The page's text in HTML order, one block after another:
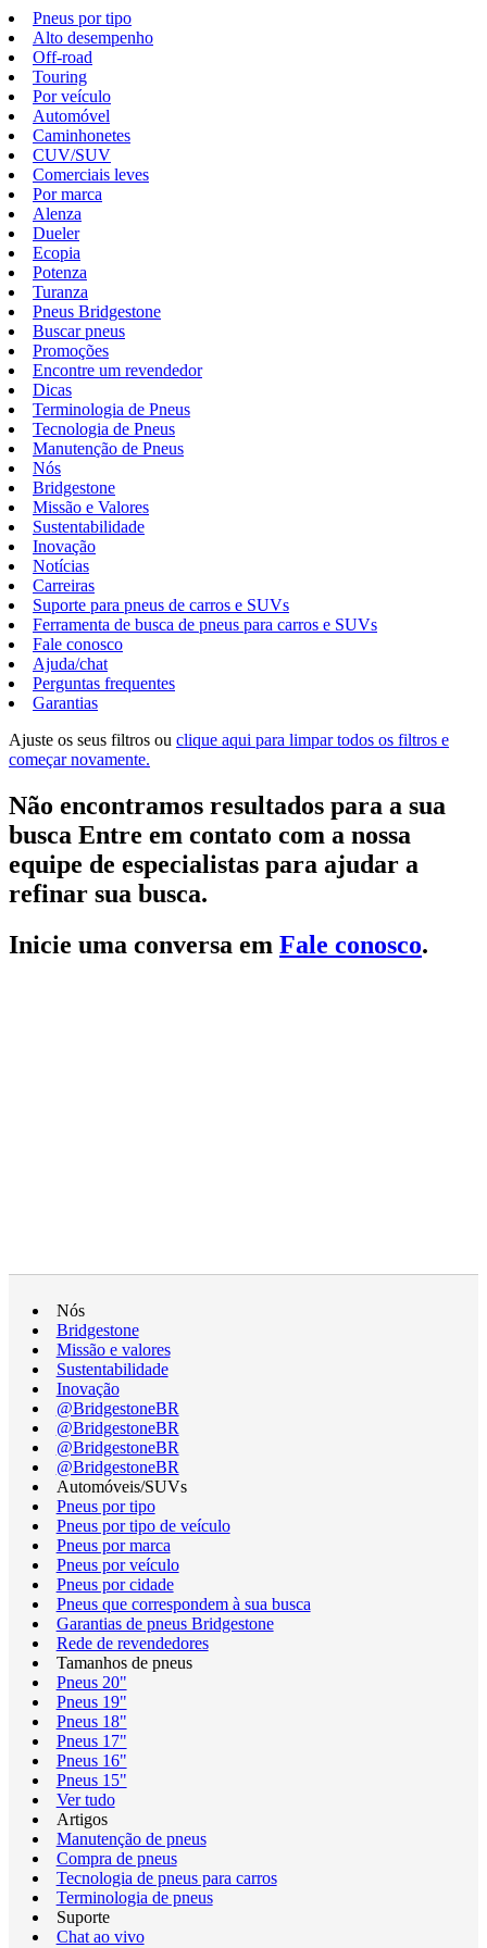
Pneus por tipo
Alto desempenho
Off-road
Touring
Por veículo
Automóvel
Caminhonetes
CUV/SUV
Comerciais leves
Por marca
Alenza
Dueler
Ecopia
Potenza
Turanza
Pneus Bridgestone
Buscar pneus
Promoções
Encontre um revendedor
Dicas
Terminologia de Pneus
Tecnologia de Pneus
Manutenção de Pneus
Nós
Bridgestone
Missão e Valores
Sustentabilidade
Inovação
Notícias
Carreiras
Suporte para pneus de carros e SUVs
Ferramenta de busca de pneus para carros e SUVs
Fale conosco
Ajuda/chat
Perguntas frequentes
Garantias
Ajuste os seus filtros ou clique aqui para limpar todos os filtros e
começar novamente.
Não encontramos resultados para a sua
busca Entre em contato com a nossa
equipe de especialistas para ajudar a
refinar sua busca.
Inicie uma conversa em Fale conosco.
Nós
Bridgestone
Missão e valores
Sustentabilidade
Inovação
@BridgestoneBR
@BridgestoneBR
@BridgestoneBR
@BridgestoneBR
Automóveis/SUVs
Pneus por tipo
Pneus por tipo de veículo
Pneus por marca
Pneus por veículo
Pneus por cidade
Pneus que correspondem à sua busca
Garantias de pneus Bridgestone
Rede de revendedores
Tamanhos de pneus
Pneus 20"
Pneus 19"
Pneus 18"
Pneus 17"
Pneus 16"
Pneus 15"
Ver tudo
Artigos
Manutenção de pneus
Compra de pneus
Tecnologia de pneus para carros
Terminologia de pneus
Suporte
Chat ao vivo